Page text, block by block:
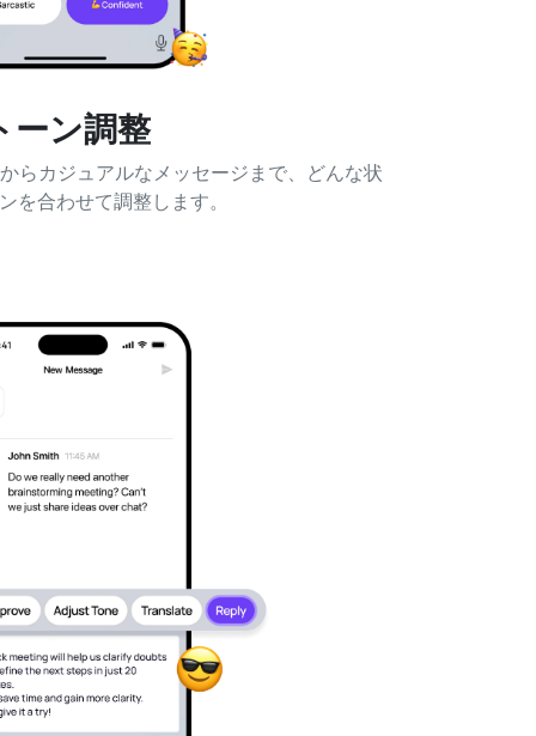
ーン調整
らカジュアルなメッセージまで、どんな状
を合わせて調整します。